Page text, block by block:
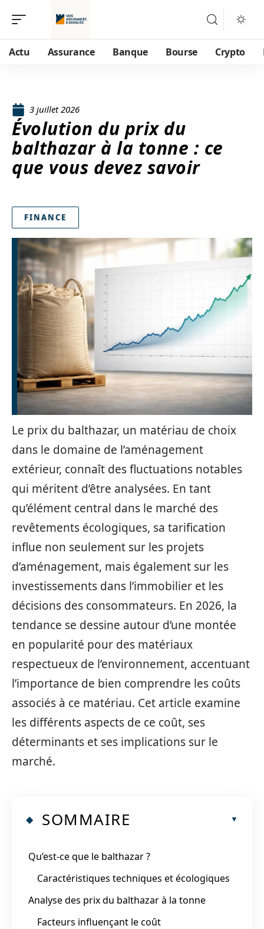
Actu Assurance Banque Bourse Crypto
3 juillet 2026
Évolution du prix du
balthazar à la tonne : ce
que vous devez savoir
FINANCE
Le prix du balthazar, un matériau de choix
dans le domaine de l’aménagement
extérieur, connaît des fluctuations notables
qui méritent d’être analysées. En tant
qu’élément central dans le marché des
revêtements écologiques, sa tarification
influe non seulement sur les projets
d’aménagement, mais également sur les
investissements dans l’immobilier et les
décisions des consommateurs. En 2026, la
tendance se dessine autour d’une montée
en popularité pour des matériaux
respectueux de l’environnement, accentuant
l’importance de bien comprendre les coûts
associés à ce matériau. Cet article examine
les différents aspects de ce coût, ses
déterminants et ses implications sur le
marché.
SOMMAIRE
Qu’est-ce que le balthazar ?
Caractéristiques techniques et écologiques
Analyse des prix du balthazar à la tonne
Facteurs influençant le coût